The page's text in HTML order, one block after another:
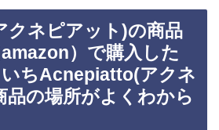
ネピアット)の商品
）で購入した
ちAcnepiatto(アクネ
品の場所がよくわから